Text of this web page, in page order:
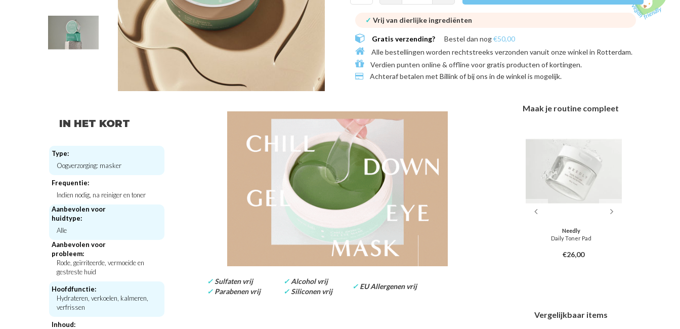
✓ Vrij van dierlijke ingrediënten
Gratis verzending? Bestel dan nog€50,00
Alle bestellingen worden rechtstreeks verzonden vanuit onze winkel in Rotterdam.
Verdien punten online & offline voor gratis producten of kortingen.
Achteraf betalen met Billink of bij ons in de winkel is mogelijk.
IN HET KORT
Type:
Oogverzorging: masker
Frequentie:
Indien nodig, na reiniger en toner
Aanbevolen voor
huidtype:
Alle
Aanbevolen voor
probleem:
Rode, geïrriteerde, vermoeide en
gestreste huid
Hoofdfunctie:
Hydrateren, verkoelen, kalmeren,
verfrissen
Inhoud:
✓Sulfaten vrij
✓Parabenen vrij
✓Alcohol vrij
✓Siliconen vrij
✓ EU Allergenen vrij
Maak je routine compleet
PA++++
By HARU
Elasticiteit Mask Pack Set
€12,50
Needly
Daily Toner Pad
€26,00
Vergelijkbaar items